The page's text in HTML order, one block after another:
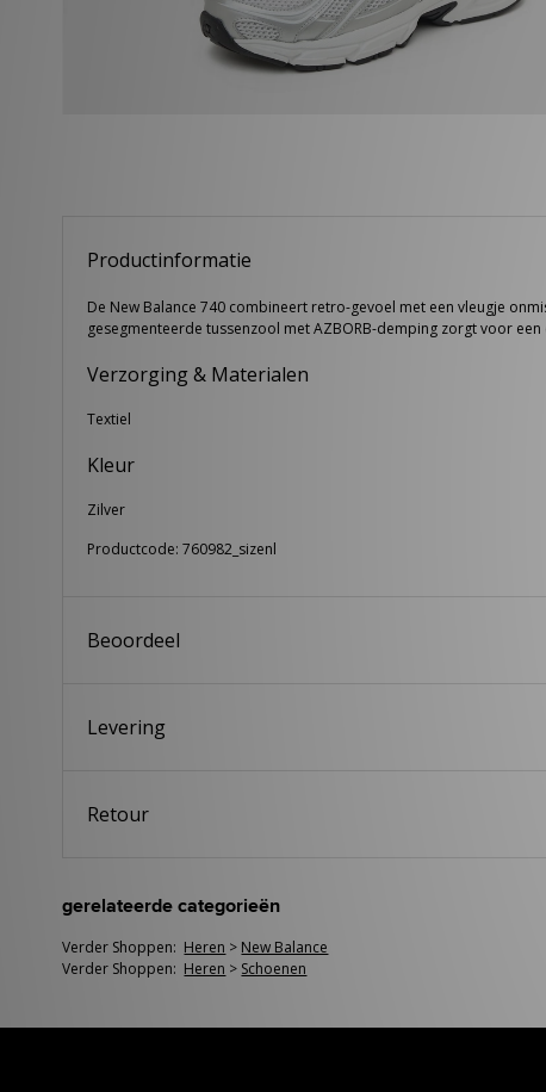
Productinformatie
De New Balance 740 combineert retro-gevoel met een vleugje
gesegmenteerde tussenzool met AZBORB-demping zorgt voor
Verzorging & Materialen
Textiel
Kleur
Zilver
Productcode: 760982_sizenl
Beoordeel
Levering
Retour
gerelateerde categorieën
Verder Shoppen: Heren > New Balance
Verder Shoppen: Heren > Schoenen